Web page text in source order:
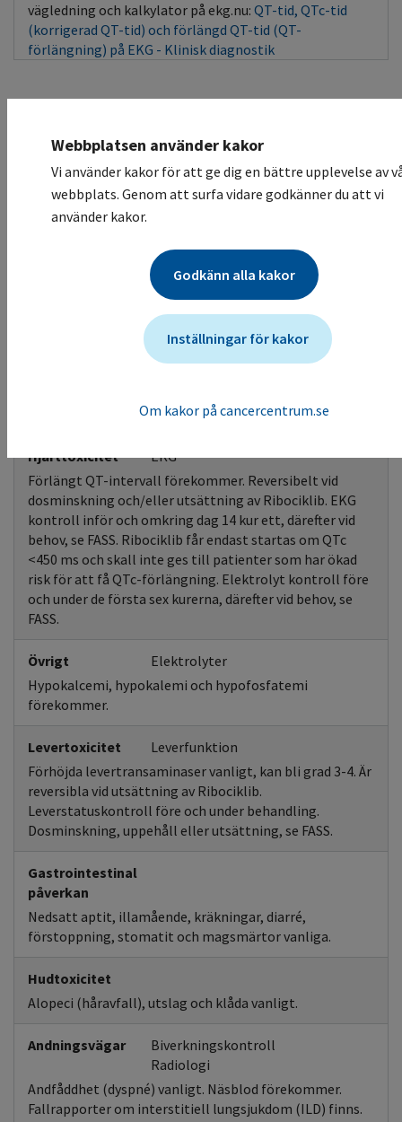
vägledning och kalkylator på ekg.nu: QT-tid, QTc-tid
(korrigerad QT-tid) och förlängd QT-tid (QT-
förlängning) på EKG - Klinisk diagnostik
Visa tilläggsinfo
Ribociklib Peroral tablett
Observandum
Blodvärden
Enligt lokala
riktlinjer
Följ dosreduktionsinstruktioner och/eller skjut upp
Urinvägsinfektion vanligt.
Hjärttoxicitet
EKG
Förlängt QT-intervall förekommer. Reversibelt vid
dosminskning och/eller utsättning av Ribociklib. EKG
kontroll inför och omkring dag 14 kur ett, därefter vid
behov, se FASS. Ribociklib får endast startas om QTc
<450 ms och skall inte ges till patienter som har ökad
risk för att få QTc-förlängning. Elektrolyt kontroll före
och under de första sex kurerna, därefter vid behov, se
FASS.
Övrigt
Elektrolyter
Hypokalcemi, hypokalemi och hypofosfatemi
förekommer.
Levertoxicitet
Leverfunktion
Förhöjda levertransaminaser vanligt, kan bli grad 3-4. Är
reversibla vid utsättning av Ribociklib.
Leverstatuskontroll före och under behandling.
Dosminskning, uppehåll eller utsättning, se FASS.
Gastrointestinal
påverkan
Nedsatt aptit, illamående, kräkningar, diarré,
förstoppning, stomatit och magsmärtor vanliga.
Hudtoxicitet
Alopeci (håravfall), utslag och klåda vanligt.
Andningsvägar
Biverkningskontroll
Radiologi
Andfåddhet (dyspné) vanligt. Näsblod förekommer.
Fallrapporter om interstitiell lungsjukdom (ILD) finns.
Webbplatsen använder kakor
Vi använder kakor för att ge dig en bättre upplevelse av
webbplats. Genom att surfa vidare godkänner du att vi
använder kakor.
Godkänn alla kakor
Inställningar för kakor
Om kakor på cancercentrum.se